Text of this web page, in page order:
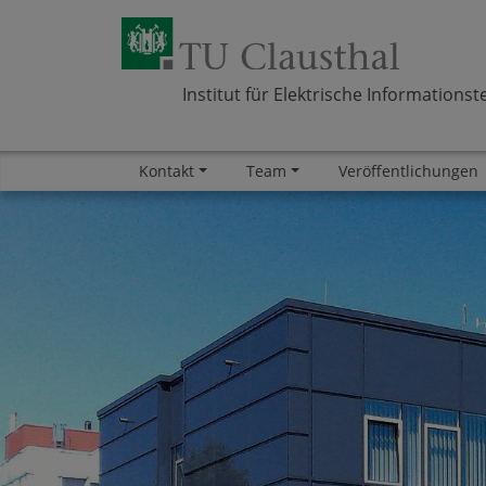
Zum Inhalt springen
Institut für Elektrische
Kontakt Team Veröffentlichungen